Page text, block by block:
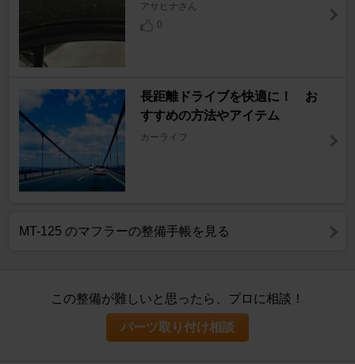
アサヒナさん
0
長距離ドライブを快適に！ お
すすめの方法やアイテム
カーライフ
MT-125 のマフラーの整備手帳を見る
この整備が難しいと思ったら、プロに相談！
パーツ取り付け相談